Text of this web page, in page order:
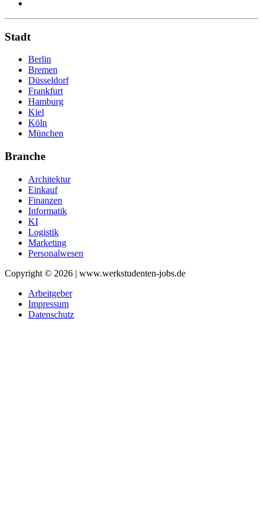
Stadt
Berlin
Bremen
Düsseldorf
Frankfurt
Hamburg
Kiel
Köln
München
Branche
Architektur
Einkauf
Finanzen
Informatik
KI
Logistik
Marketing
Personalwesen
Copyright © 2026 | www.werkstudenten-jobs.de
Arbeitgeber
Impressum
Datenschutz